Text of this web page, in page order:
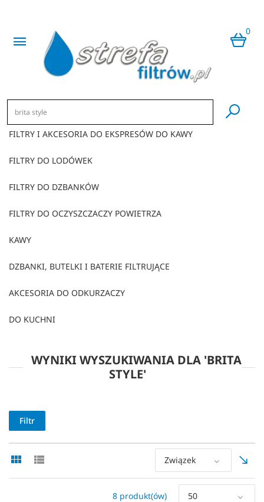
0
​
FILTRY I AKCESORIA DO EKSPRESÓW DO KAWY
FILTRY DO LODÓWEK
FILTRY DO DZBANKÓW
FILTRY DO OCZYSZCZACZY POWIETRZA
KAWY
DZBANKI, BUTELKI I BATERIE FILTRUJĄCE
AKCESORIA DO ODKURZACZY
DO KUCHNI
WYNIKI WYSZUKIWANIA DLA 'BRITA
STYLE'
Filtr
Związek
8 produkt(ów) 50